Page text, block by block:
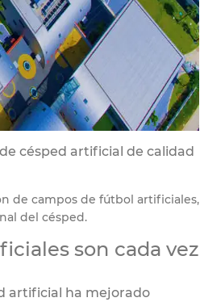
césped artificial de calidad
de campos de fútbol artificiales,
del césped.
son cada vez
artificial ha mejorado